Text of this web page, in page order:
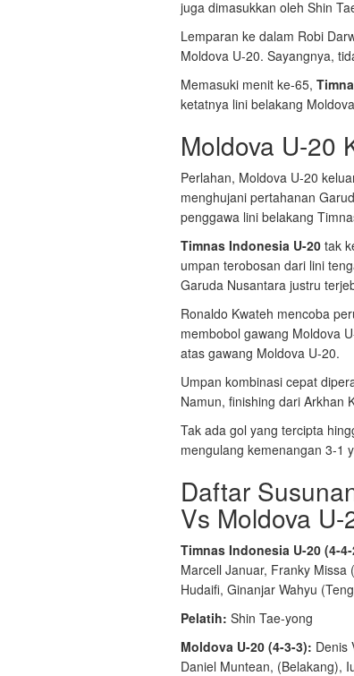
juga dimasukkan oleh Shin
Lemparan ke dalam Robi
Moldova U-20. Sayangnya,
Memasuki menit ke-65,
ketatnya lini belakang
Moldova U-20
Perlahan, Moldova U-20
menghujani pertahanan
penggawa lini belakang
Timnas Indonesia U-20 tak
umpan terobosan dari lini
Garuda Nusantara justru
Ronaldo Kwateh mencoba
membobol gawang Moldova
atas gawang Moldova U-20.
Umpan kombinasi cepat
Namun, finishing dari Arkhan
Tak ada gol yang tercipta
mengulang kemenangan 3-1
Daftar
Vs Moldova U-
Timnas Indonesia U-20 (4-
Marcell Januar, Franky Missa
Hudaifi, Ginanjar Wahyu
Pelatih: Shin Tae-yong
Moldova U-20 (4-3-3): Denis
Daniel Muntean, (Belakang),